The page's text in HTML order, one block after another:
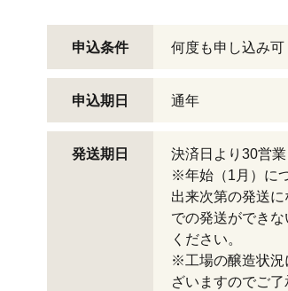
申込条件 何度も申し込み可
申込期日 通年
発送期日
決済日より30営
※年始（1月）に
出来次第の発送
での発送ができ
ください。
※工場の醸造状況
ざいますのでご了